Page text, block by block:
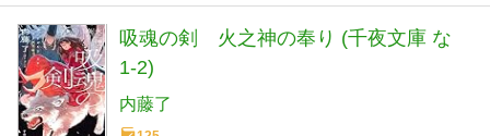
吸魂の剣 火之神の奉り (千夜文庫 な
1-2)
内藤了